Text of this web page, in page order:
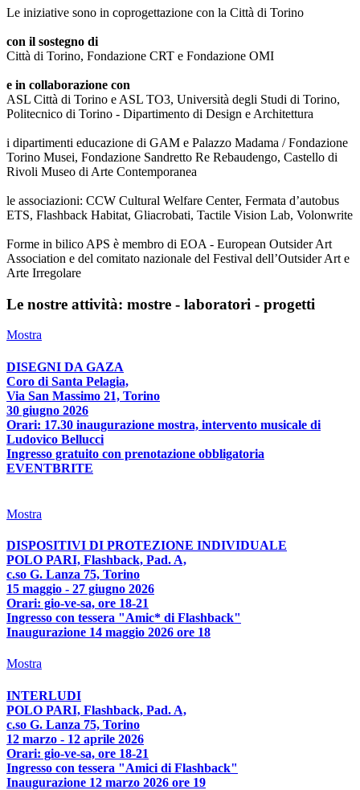
Le iniziative sono in coprogettazione con la Città di Torino
con il sostegno di
Città di Torino, Fondazione CRT e Fondazione OMI
e in collaborazione con
ASL Città di Torino e ASL TO3, Università degli Studi di Torino,
Politecnico di Torino - Dipartimento di Design e Architettura
i dipartimenti educazione di GAM e Palazzo Madama / Fondazione
Torino Musei, Fondazione Sandretto Re Rebaudengo, Castello di
Rivoli Museo di Arte Contemporanea
le associazioni: CCW Cultural Welfare Center, Fermata d’autobus
ETS, Flashback Habitat, Gliacrobati, Tactile Vision Lab, Volonwrite
Forme in bilico APS è membro di EOA - European Outsider Art
Association e del comitato nazionale del Festival dell’Outsider Art e
Arte Irregolare
Le nostre attività: mostre - laboratori - progetti
Mostra
DISEGNI DA GAZA
Coro di Santa Pelagia,
Via San Massimo 21, Torino
30 giugno 2026
Orari: 17.30 inaugurazione mostra, intervento musicale di
Ludovico Bellucci
Ingresso gratuito con prenotazione obbligatoria
EVENTBRITE
Mostra
DISPOSITIVI DI PROTEZIONE INDIVIDUALE
POLO PARI, Flashback, Pad. A,
c.so G. Lanza 75, Torino
15 maggio - 27 giugno 2026
Orari: gio-ve-sa, ore 18-21
Ingresso con tessera "Amic* di Flashback"
Inaugurazione 14 maggio 2026 ore 18
Mostra
INTERLUDI
POLO PARI, Flashback, Pad. A,
c.so G. Lanza 75, Torino
12 marzo - 12 aprile 2026
Orari: gio-ve-sa, ore 18-21
Ingresso con tessera "Amici di Flashback"
Inaugurazione 12 marzo 2026 ore 19